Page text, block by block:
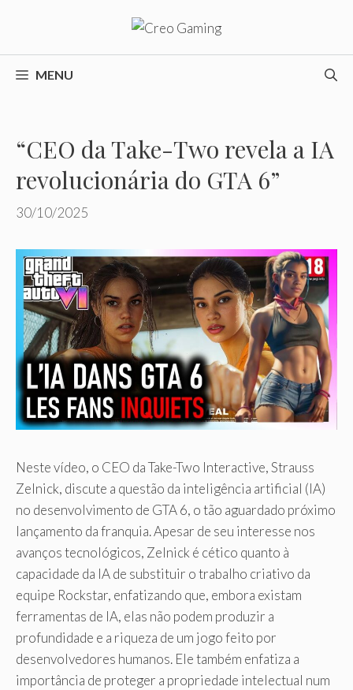
o
conteúdoMENU
“CEO da Take-Two revela a IA
revolucionária do GTA 6”
30/10/2025
Neste vídeo, o CEO da Take-Two Interactive, Strauss
Zelnick, discute a questão da inteligência artificial (IA)
no desenvolvimento de GTA 6, o tão aguardado próximo
lançamento da franquia. Apesar de seu interesse nos
avanços tecnológicos, Zelnick é cético quanto à
capacidade da IA ​​de substituir o trabalho criativo da
equipe Rockstar, enfatizando que, embora existam
ferramentas de IA, elas não podem produzir a
profundidade e a riqueza de um jogo feito por
desenvolvedores humanos. Ele também enfatiza a
importância de proteger a propriedade intelectual num